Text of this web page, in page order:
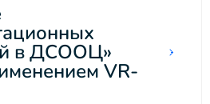
в ДСООЦ»
VR-